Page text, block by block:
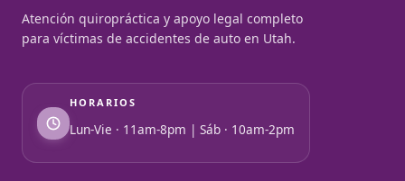
Atención quiropráctica y apoyo legal completo
para víctimas de accidentes de auto en Utah.
HORARIOS
Lun-Vie · 11am-8pm | Sáb · 10am-2pm